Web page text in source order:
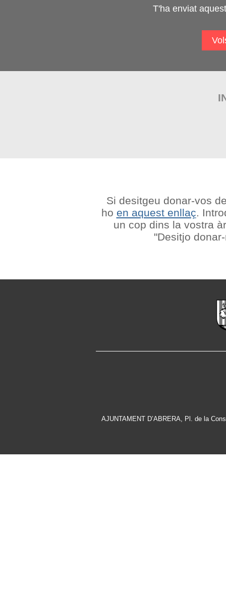
T'ha enviat
Si desitgeu donar-vos
ho en aquest enllaç.
un cop dins la vostra
"Desitjo
AJUNTAMENT D’ABRERA, Pl. de la